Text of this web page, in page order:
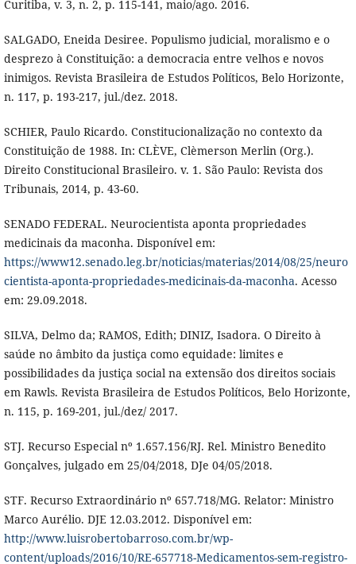
Curitiba, v. 3, n. 2, p. 115-141, maio/ago. 2016.
SALGADO, Eneida Desiree. Populismo judicial, moralismo e o
desprezo à Constituição: a democracia entre velhos e novos
inimigos. Revista Brasileira de Estudos Políticos, Belo Horizonte,
n. 117, p. 193-217, jul./dez. 2018.
SCHIER, Paulo Ricardo. Constitucionalização no contexto da
Constituição de 1988. In: CLÈVE, Clèmerson Merlin (Org.).
Direito Constitucional Brasileiro. v. 1. São Paulo: Revista dos
Tribunais, 2014, p. 43-60.
SENADO FEDERAL. Neurocientista aponta propriedades
medicinais da maconha. Disponível em:
https://www12.senado.leg.br/noticias/materias/2014/08/25/neuro
cientista-aponta-propriedades-medicinais-da-maconha. Acesso
em: 29.09.2018.
SILVA, Delmo da; RAMOS, Edith; DINIZ, Isadora. O Direito à
saúde no âmbito da justiça como equidade: limites e
possibilidades da justiça social na extensão dos direitos sociais
em Rawls. Revista Brasileira de Estudos Políticos, Belo Horizonte,
n. 115, p. 169-201, jul./dez/ 2017.
STJ. Recurso Especial nº 1.657.156/RJ. Rel. Ministro Benedito
Gonçalves, julgado em 25/04/2018, DJe 04/05/2018.
STF. Recurso Extraordinário nº 657.718/MG. Relator: Ministro
Marco Aurélio. DJE 12.03.2012. Disponível em:
http://www.luisrobertobarroso.com.br/wp-
content/uploads/2016/10/RE-657718-Medicamentos-sem-registro-